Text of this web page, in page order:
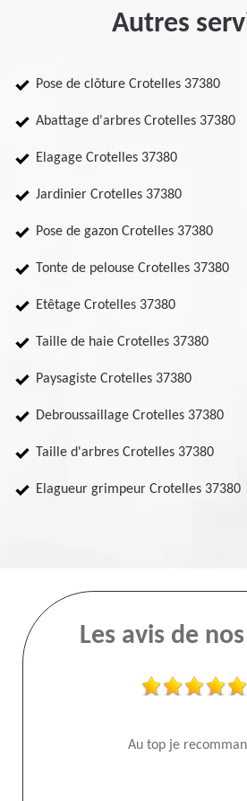
Autres
Pose de clôture Crotelles 37380
Abattage d'arbres Crotelles 37380
Elagage Crotelles 37380
Jardinier Crotelles 37380
Pose de gazon Crotelles 37380
Tonte de pelouse Crotelles 37380
Etêtage Crotelles 37380
Taille de haie Crotelles 37380
Paysagiste Crotelles 37380
Debroussaillage Crotelles 37380
Taille d'arbres Crotelles 37380
Elagueur grimpeur Crotelles 37380
Les avis de
Au top je